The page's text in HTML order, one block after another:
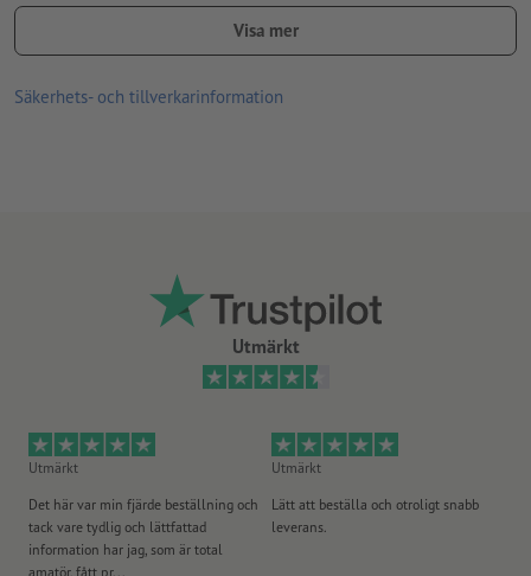
Valfri perforering utförs enligt A-standard (ISO 838).
tilläggsavgift –ytterligare info
Visa mer
Säkerhets- och tillverkarinformation
Utmärkt
Utmärkt
Det här var min fjärde beställning och
tack vare tydlig och lättfattad
information har jag, som är total
amatör, fått pr...
Utmärkt
Lätt att beställa och otroligt snabb
leverans.